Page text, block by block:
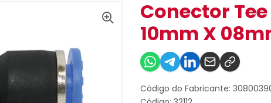
Conector
10mm X
Código do Fabricante: